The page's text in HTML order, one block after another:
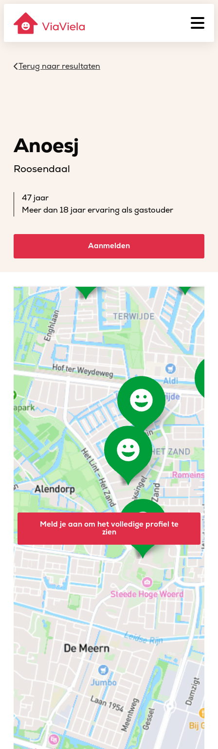
Terug naar resultaten
Anoesj
Roosendaal
47 jaar
Meer dan 18 jaar ervaring als gastouder
Aanmelden
Meld je aan om het volledige profiel te
zien